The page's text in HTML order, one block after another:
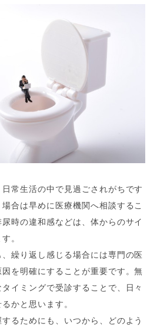
常生活の中で見過ごされがちです
合は早めに医療機関へ相談するこ
時の違和感などは、体からのサイ
。
繰り返し感じる場合には専門の医
を明確にすることが重要です。無
イミングで受診することで、日々
かと思います。
るためにも、いつから、どのよう